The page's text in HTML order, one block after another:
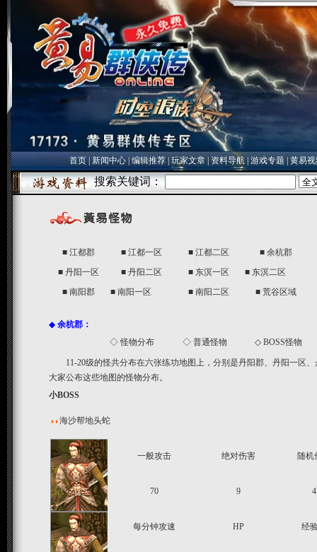
首页|新闻中心|编辑推荐|玩家文章|资料导航|游戏专题|黄易
■江都郡 ■江都一区 ■江都二区 ■余杭郡
■丹阳一区 ■丹阳二区 ■ 东溟一区 ■ 东溟二区
■南阳郡 ■南阳一区 ■南阳二区 ■荒谷区域
◆余杭郡：
◇怪物分布 ◇普通怪物 ◇BOSS怪物
11-20级的怪共分布在六张练功地图上，分别是丹阳郡、丹阳一区、
大家公布这些地图的怪物分布。
小BOSS
海沙帮地头蛇
一般攻击 绝对伤害 随机
70 9 4
每分钟攻速 HP 经